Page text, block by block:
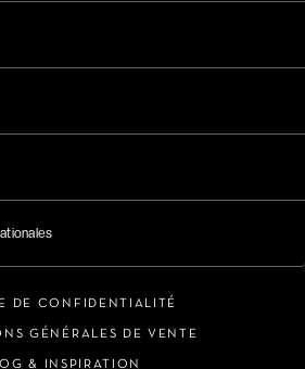
DE CONFIDENTIALITÉ
GÉNÉRALES DE VENTE
& INSPIRATION